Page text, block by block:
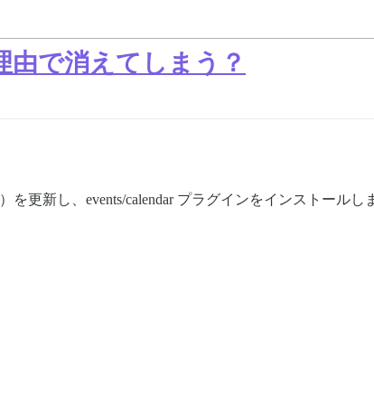
で消えてしまう？
）を更新し、events/calendar プラグインをインストール